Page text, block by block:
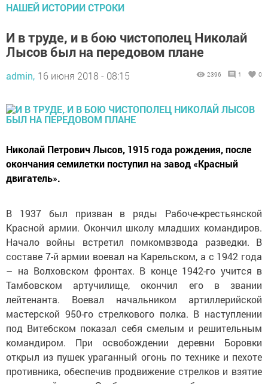
НАШЕЙ ИСТОРИИ СТРОКИ
И в труде, и в бою чистополец Николай
Лысов был на передовом плане
admin, 16 июня 2018 - 08:15 2396 1 0
Николай Петрович Лысов, 1915 года рождения, после
окончания семилетки поступил на завод «Красный
двигатель».
В 1937 был призван в ряды Рабоче-крестьянской
Красной армии. Окончил школу младших командиров.
Начало войны встретил помкомвзвода разведки. В
составе 7-й армии воевал на Карельском, а с 1942 года
– на Волховском фронтах. В конце 1942-го учится в
Тамбовском артучилище, окончил его в звании
лейтенанта. Воевал начальником артиллерийс­кой
мастерской 950-го стрелкового полка. В наступлении
под Витебском показал себя смелым и решительным
командиром. При освобождении деревни Боровки
открыл из пушек ураганный огонь по технике и пехоте
противника, обеспечив продвижение стрелков и взятие